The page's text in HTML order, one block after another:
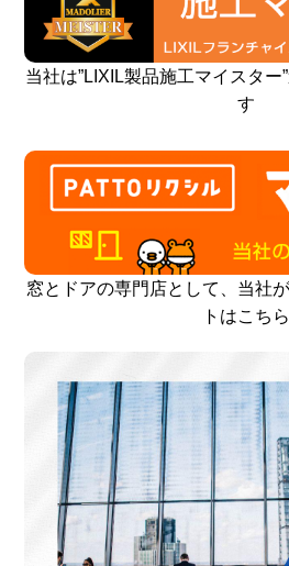
当社は”LIXIL製品施工マイスタ
す
窓とドアの専門店として、当社
トはこちら